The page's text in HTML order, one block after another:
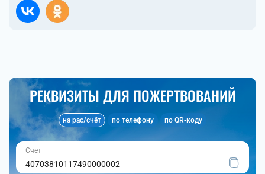
РЕКВИЗИТЫ ДЛЯ ПОЖЕРТВОВАНИЙ
на рас/счёт по телефону по QR-коду
Счет
40703810117490000002